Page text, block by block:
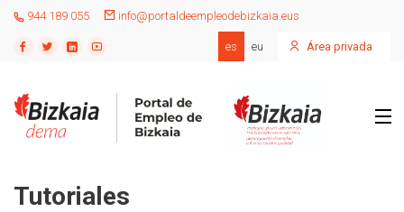
944 189 055 info@portaldeempleodebizkaia.eus
es eu Área privada
Tutoriales